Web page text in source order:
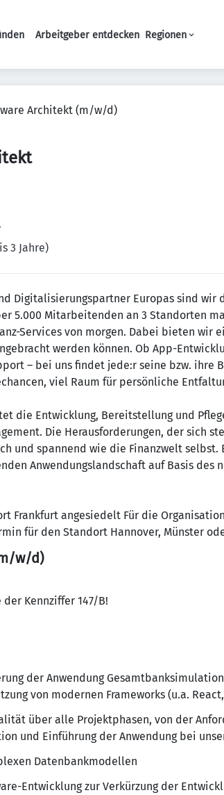
Haupt-Navigation
Arbeitgeber entdecken Regionen
Architekt (m/w/d)
3 Jahre)
Digitalisierungspartner Europas sind
5.000 Mitarbeitenden an 3 Standorten
Services von morgen. Dabei bieten wir
werden können. Ob App-
– bei uns findet jede:r seine bzw. ihre
viel Raum für persönliche
die Entwicklung, Bereitstellung und
Die Herausforderungen, der sich
und spannend wie die Finanzwelt
Anwendungslandschaft auf Basis des
Frankfurt angesiedelt Für die
für den Standort Hannover, Münster
w/d)
Kennziffer 147/B!
der Anwendung Gesamtbanksimulation
von modernen Frameworks (u.a.
über alle Projektphasen, von der
und Einführung der Anwendung bei
Datenbankmodellen
Entwicklung zur Verkürzung der